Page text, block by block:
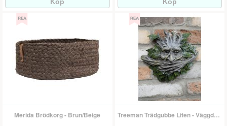
Merida Brödkorg - Brun/Beige Treeman Trädgubbe Liten - Väggdekoration